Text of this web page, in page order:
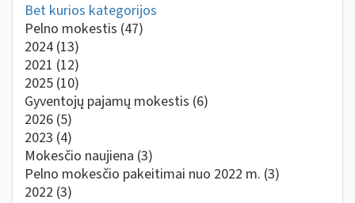
Bet kurios kategorijos
Pelno mokestis (47)
2024 (13)
2021 (12)
2025 (10)
Gyventojų pajamų mokestis (6)
2026 (5)
2023 (4)
Mokesčio naujiena (3)
Pelno mokesčio pakeitimai nuo 2022 m. (3)
2022 (3)